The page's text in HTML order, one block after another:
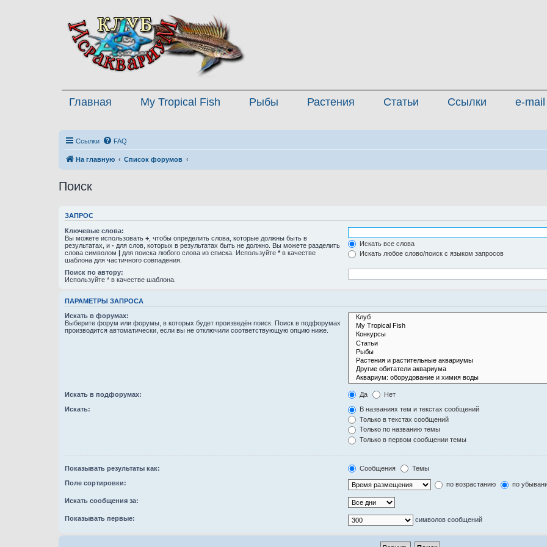
Главная My Tropical Fish Рыбы Растения Статьи Ссылки e-mail
Ссылки FAQ
На главную Список форумов
Поиск
ЗАПРОС
Ключевые слова:
Вы можете использовать + , чтобы определить слова, которые должны быть в
результатах, и - для слов, которых в результатах быть не должно. Вы можете разделить
слова символом | для поиска любого слова из списка. Используйте * в качестве
шаблона для частичного совпадения.
Искать все слова
Искать любое слово/поиск с языком запросов
Поиск по автору:
Используйте * в качестве шаблона.
ПАРАМЕТРЫ ЗАПРОСА
Искать в форумах:
Выберите форум или форумы, в которых будет произведён поиск. Поиск в подфорумах
производится автоматически, если вы не отключили соответствующую опцию ниже.
Искать в подфорумах: Да Нет
Искать:
В названиях тем и текстах сообщений
Только в текстах сообщений
Только по названию темы
Только в первом сообщении темы
Показывать результаты как: Сообщения Темы
Поле сортировки: по возрастанию по
Искать сообщения за:
Показывать первые: символов сообщений